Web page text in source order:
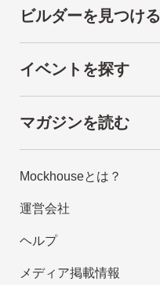
ビルダーを見つける
イベントを探す
マガジンを読む
Mockhouseとは？
運営会社
ヘルプ
メディア掲載情報